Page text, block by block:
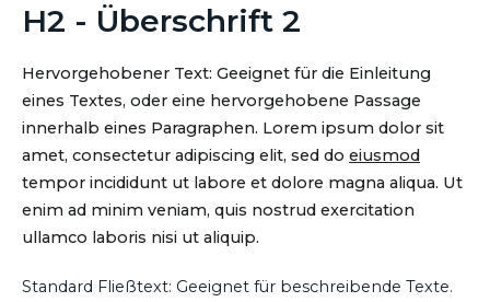
H2 - Überschrift 2
Hervorgehobener Text: Geeignet für die Einleitung
eines Textes, oder eine hervorgehobene Passage
innerhalb eines Paragraphen. Lorem ipsum dolor sit
amet, consectetur adipiscing elit, sed do eiusmod
tempor incididunt ut labore et dolore magna aliqua. Ut
enim ad minim veniam, quis nostrud exercitation
ullamco laboris nisi ut aliquip.
Standard Fließtext: Geeignet für beschreibende Texte.